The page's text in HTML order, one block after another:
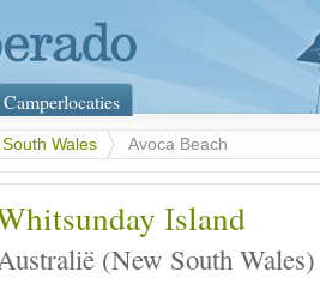
Camperlocaties
South Wales Avoca Beach
Island
(New South Wales)